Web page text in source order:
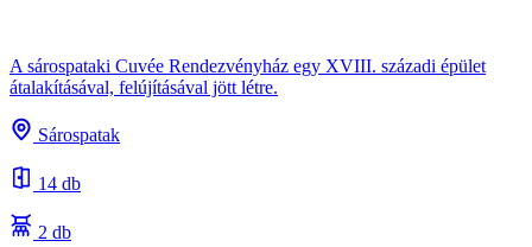
A sárospataki Cuvée Rendezvényház egy XVIII. századi épület
átalakításával, felújításával jött létre.
Sárospatak
14 db
2 db